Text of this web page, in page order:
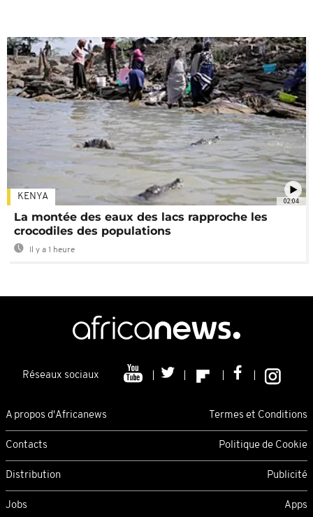
02:04
KENYA
La montée des eaux des lacs rapproche les
crocodiles des populations
Il y a 1 heure
Réseaux sociaux
A propos d'Africanews Termes et Conditions
Contacts Politique de Cookie
Distribution Publicité
Jobs Apps